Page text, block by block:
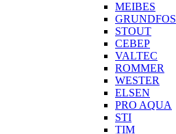
MEIBES
GRUNDFOS
STOUT
СЕВЕР
VALTEC
ROMMER
WESTER
ELSEN
PRO AQUA
STI
TIM